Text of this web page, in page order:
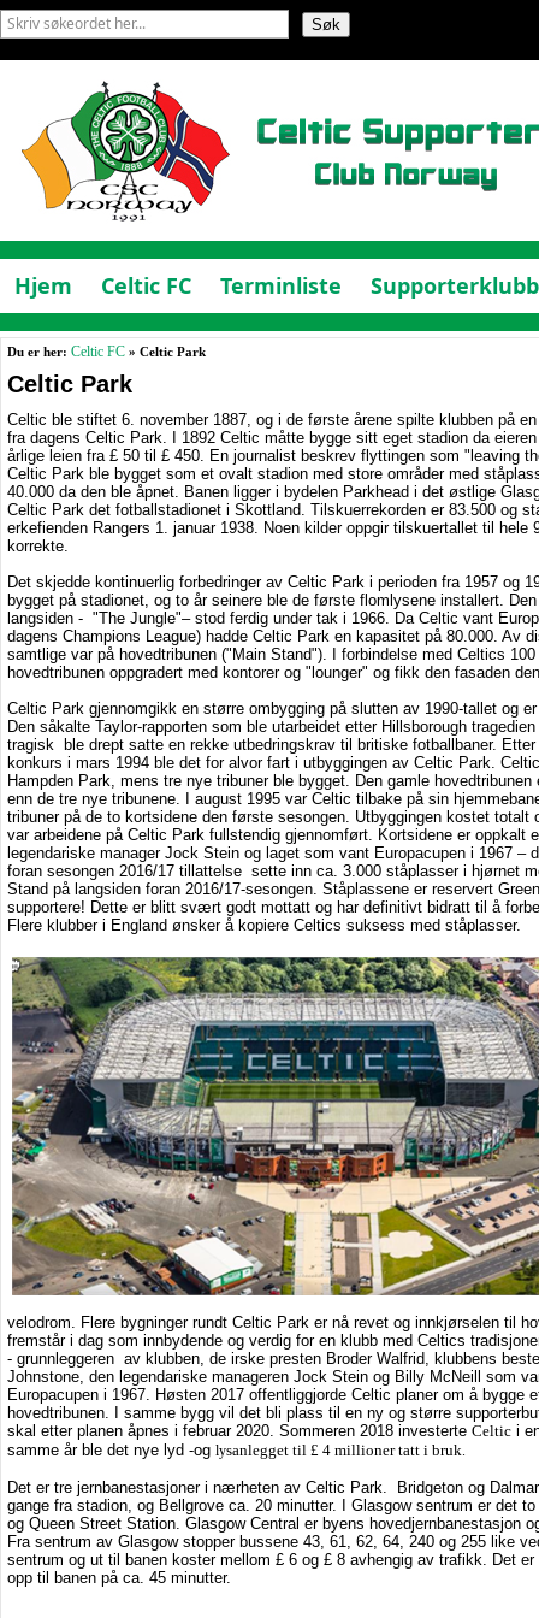
Hjem Celtic FC Terminliste
Du er her: Celtic FC » Celtic Park
Celtic Park
Celtic ble stiftet 6. november 1887, og i de første årene spilte klubben på
fra dagens Celtic Park. I 1892 Celtic måtte bygge sitt eget stadion da
årlige leien fra £ 50 til £ 450. En journalist beskrev flyttingen som " leaving
Celtic Park ble bygget som et ovalt stadion med store områder med
40.000 da den ble åpnet. Banen ligger i bydelen Parkhead i det østlige
Celtic Park det fotballstadionet i Skottland. Tilskuerrekorden er 83.500 og
erkefienden Rangers 1. januar 1938. Noen kilder oppgir tilskuertallet til hele
korrekte.
Det skjedde kontinuerlig forbedringer av Celtic Park i perioden fra 1957 og
bygget på stadionet, og to år seinere ble de første flomlysene installert.
langsiden - "The Jungle"– stod ferdig under tak i 1966. Da Celtic vant
dagens Champions League) hadde Celtic Park en kapasitet på 80.000. Av
samtlige var på hovedtribunen (" Main Stand"). I forbindelse med Celtics
hovedtribunen oppgradert med kontorer og " lounger" og fikk den fasaden
Celtic Park gjennomgikk en større ombygging på slutten av 1990-tallet og
Den såkalte Taylor-rapporten som ble utarbeidet etter Hillsborough
tragisk ble drept satte en rekke utbedringskrav til britiske fotballbaner.
konkurs i mars 1994 ble det for alvor fart i utbyggingen av Celtic Park.
Hampden Park, mens tre nye tribuner ble bygget. Den gamle
enn de tre nye tribunene. I august 1995 var Celtic tilbake på sin
tribuner på de to kortsidene den første sesongen. Utbyggingen kostet totalt
var arbeidene på Celtic Park fullstendig gjennomført. Kortsidene er oppkalt
legendariske manager Jock Stein og laget som vant Europacupen i 1967
foran sesongen 2016/17 tillattelse sette inn ca. 3.000 ståplasser i hjørnet
Stand på langsiden foran 2016/17-sesongen. Ståplassene er reservert
supportere! Dette er blitt svært godt mottatt og har definitivt bidratt til å
Flere klubber i England ønsker å kopiere Celtics suksess med ståplasser.
velodrom. Flere bygninger rundt Celtic Park er nå revet og innkjørselen til
fremstår i dag som innbydende og verdig for en klubb med Celtics
- grunnleggeren av klubben, de irske presten Broder Walfrid, klubbens
Johnstone, den legendariske manageren Jock Stein og Billy McNeill som
Europacupen i 1967. Høsten 2017 offentliggjorde Celtic planer om å bygge
hovedtribunen. I samme bygg vil det bli plass til en ny og større
skal etter planen åpnes i februar 2020. Sommeren 2018 investerte Celtic i
samme år ble det nye lyd -og lysanlegget til £ 4 millioner tatt i bruk.
Det er tre jernbanestasjoner i nærheten av Celtic Park.
Bridgeton og
gange fra stadion, og Bellgrove ca. 20 minutter. I Glasgow sentrum er det
og Queen Street Station. Glasgow Central er byens hovedjernbanestasjon
Fra sentrum av Glasgow stopper bussene 43, 61, 62, 64, 240 og 255 like
sentrum og ut til banen koster mellom £ 6 og £ 8 avhengig av trafikk. Det
opp til banen på ca. 45 minutter.